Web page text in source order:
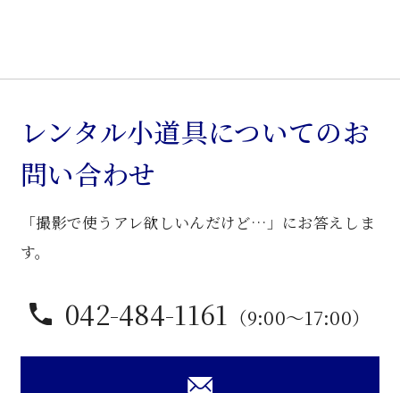
個
レンタル小道具についてのお
問い合わせ
「撮影で使うアレ欲しいんだけど…」にお答えしま
す。
042-484-1161 （9:00〜17:00）